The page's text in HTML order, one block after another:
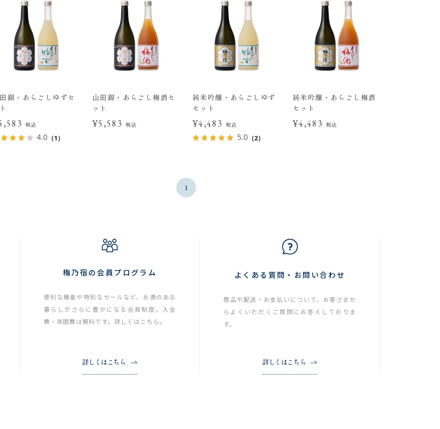
錦・あらごしゆずセ
税込
4.0 （1）
山田錦・あらごし梅酒セ
ット
¥5,583 税込
純米吟醸・あらごしゆず
セット
¥4,483 税込
5.0 （2）
純米吟醸・あらごし梅酒
セット
¥4,483 税込
1
梅乃宿の会員プログラム
便利な機能や特別なセールなど、お酒のある
暮らしがさらに豊かになる会員制度。入会
費・年間費は無料です。詳しくはこちら。
詳しくはこちら
よくある質問・お問い合わせ
商品や配送・お支払いについて、お客さまか
らよくいただくご質問にお答えしておりま
す。
詳しくはこちら